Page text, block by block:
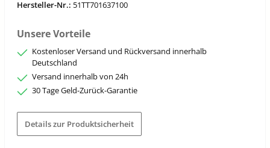
Hersteller-Nr.: 51TT701637100
Unsere Vorteile
Kostenloser Versand und Rückversand innerhalb
Deutschland
Versand innerhalb von 24h
30 Tage Geld-Zurück-Garantie
Details zur Produktsicherheit